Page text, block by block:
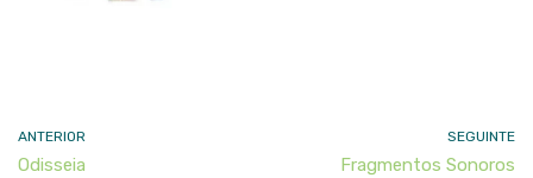
ANTERIOR
Odisseia
SEGUINTE
Fragmentos Sonoros